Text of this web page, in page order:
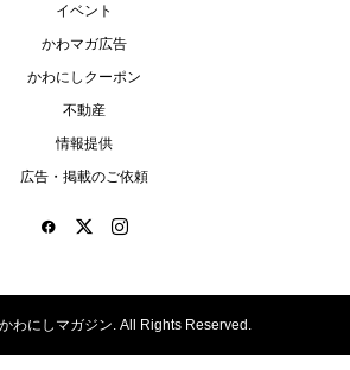
イベント
かわマガ広告
かわにしクーポン
不動産
情報提供
広告・掲載のご依頼
わにしマガジン. All Rights Reserved.